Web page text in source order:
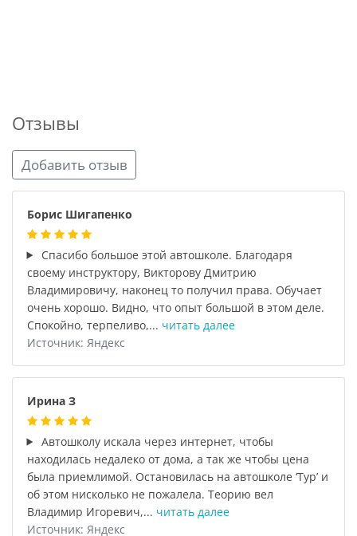
Отзывы
Добавить отзыв
Борис Шигапенко
Спасибо большое этой автошколе. Благодаря
своему инструктору, Викторову Дмитрию
Владимировичу, наконец то получил права. Обучает
очень хорошо. Видно, что опыт большой в этом деле.
Спокойно, терпеливо,... читать далее
Источник: Яндекс
Ирина З
Автошколу искала через интернет, чтобы
находилась недалеко от дома, а так же чтобы цена
была приемлимой. Остановилась на автошколе ‘Тур’ и
об этом нисколько не пожалела. Теорию вел
Владимир Игоревич,... читать далее
Источник: Яндекс